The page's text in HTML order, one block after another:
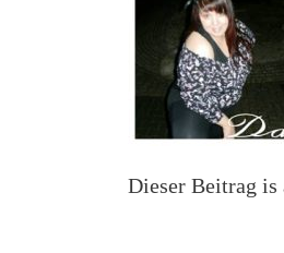
Dieser Beitrag